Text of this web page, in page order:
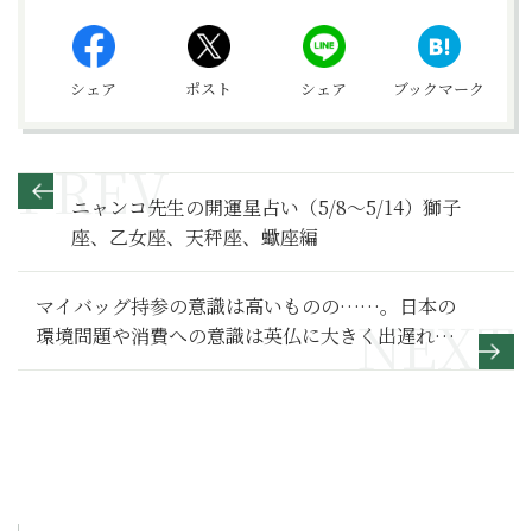
シェア ポスト シェア ブックマーク
ニャンコ先生の開運星占い（5/8～5/14）獅子
座、乙女座、天秤座、蠍座編
マイバッグ持参の意識は高いものの……。日本の
環境問題や消費への意識は英仏に大きく出遅れる
結果に